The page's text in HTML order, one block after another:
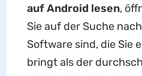
auf Android lesen,
Sie auf der Suche
Software sind, die Sie
bringt als der